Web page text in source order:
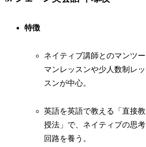
特徴
ネイティブ講師とのマンツー
マンレッスンや少人数制レッ
スンが中心。
英語を英語で教える「直接教
授法」で、ネイティブの思考
回路を養う。